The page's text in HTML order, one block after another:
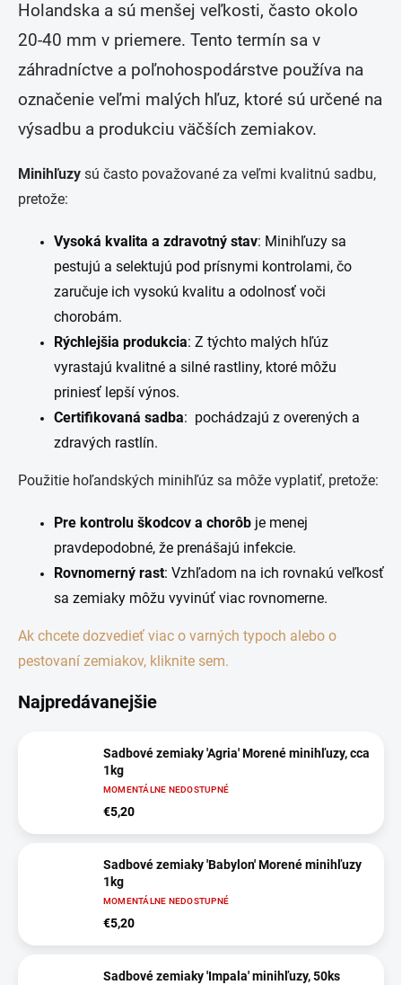
Holandska a sú menšej veľkosti, často okolo
20-40 mm v priemere. Tento termín sa v
záhradníctve a poľnohospodárstve používa na
označenie veľmi malých hľuz, ktoré sú určené na
výsadbu a produkciu väčších zemiakov.
Minihľuzy sú často považované za veľmi kvalitnú sadbu,
pretože:
Vysoká kvalita a zdravotný stav: Minihľuzy sa
pestujú a selektujú pod prísnymi kontrolami, čo
zaručuje ich vysokú kvalitu a odolnosť voči
chorobám.
Rýchlejšia produkcia: Z týchto malých hľúz
vyrastajú kvalitné a silné rastliny, ktoré môžu
priniesť lepší výnos.
Certifikovaná sadba: pochádzajú z overených a
zdravých rastlín.
Použitie hoľandských minihľúz sa môže vyplatiť, pretože:
Pre kontrolu škodcov a chorôb je menej
pravdepodobné, že prenášajú infekcie.
Rovnomerný rast: Vzhľadom na ich rovnakú veľkosť
sa zemiaky môžu vyvinúť viac rovnomerne.
Ak chcete dozvedieť viac o varných typoch alebo o
pestovaní zemiakov, kliknite sem.
Najpredávanejšie
Sadbové zemiaky 'Agria' Morené minihľuzy, cca
1kg
MOMENTÁLNE NEDOSTUPNÉ
€5,20
Sadbové zemiaky 'Babylon' Morené minihľuzy
1kg
MOMENTÁLNE NEDOSTUPNÉ
€5,20
Sadbové zemiaky 'Impala' minihľuzy, 50ks